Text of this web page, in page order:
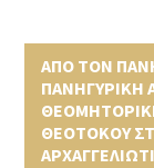
ΑΠΟ ΤΟΝ
ΠΑΝΗΓΥΡΙΚΗ
ΘΕΟΤΟΚΟΥ